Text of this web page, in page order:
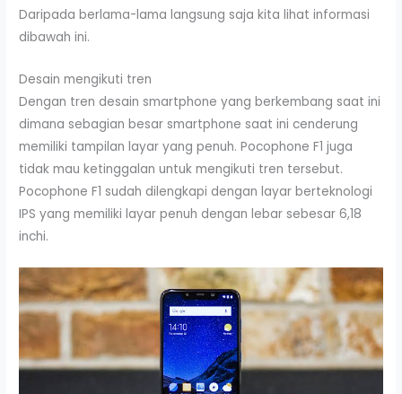
Daripada berlama-lama langsung saja kita lihat informasi
dibawah ini.
Desain mengikuti tren
Dengan tren desain smartphone yang berkembang saat ini
dimana sebagian besar smartphone saat ini cenderung
memiliki tampilan layar yang penuh. Pocophone F1 juga
tidak mau ketinggalan untuk mengikuti tren tersebut.
Pocophone F1 sudah dilengkapi dengan layar berteknologi
IPS yang memiliki layar penuh dengan lebar sebesar 6,18
inchi.